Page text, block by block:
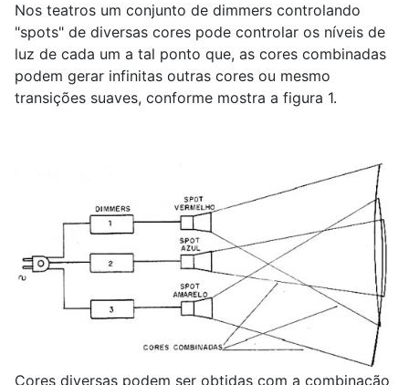
Nos teatros um conjunto de dimmers controlando
"spots" de diversas cores pode controlar os níveis de
luz de cada um a tal ponto que, as cores combinadas
podem gerar infinitas outras cores ou mesmo
transições suaves, conforme mostra a figura 1.
Cores diversas podem ser obtidas com a combinação